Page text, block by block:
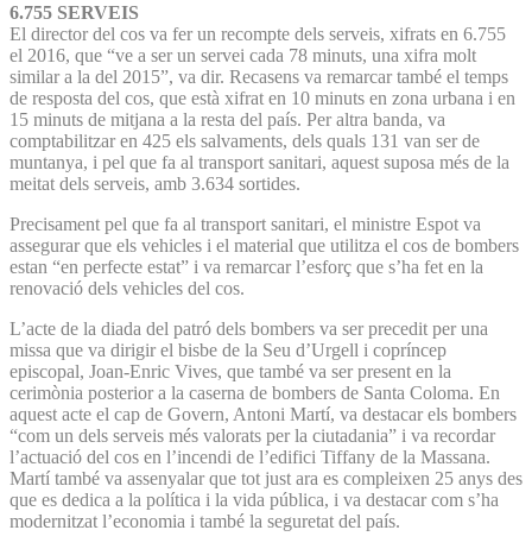
6.755 SERVEIS
El director del cos va fer un recompte dels serveis, xifrats en 6.755
el 2016, que “ve a ser un servei cada 78 minuts, una xifra molt
similar a la del 2015”, va dir. Recasens va remarcar també el temps
de resposta del cos, que està xifrat en 10 minuts en zona urbana i en
15 minuts de mitjana a la resta del país. Per altra banda, va
comptabilitzar en 425 els salvaments, dels quals 131 van ser de
muntanya, i pel que fa al transport sanitari, aquest suposa més de la
meitat dels serveis, amb 3.634 sortides.
Precisament pel que fa al transport sanitari, el ministre Espot va
assegurar que els vehicles i el material que utilitza el cos de bombers
estan “en perfecte estat” i va remarcar l’esforç que s’ha fet en la
renovació dels vehicles del cos.
L’acte de la diada del patró dels bombers va ser precedit per una
missa que va dirigir el bisbe de la Seu d’Urgell i copríncep
episcopal, Joan-Enric Vives, que també va ser present en la
cerimònia posterior a la caserna de bombers de Santa Coloma. En
aquest acte el cap de Govern, Antoni Martí, va destacar els bombers
“com un dels serveis més valorats per la ciutadania” i va recordar
l’actuació del cos en l’incendi de l’edifici Tiffany de la Massana.
Martí també va assenyalar que tot just ara es compleixen 25 anys des
que es dedica a la política i la vida pública, i va destacar com s’ha
modernitzat l’economia i també la seguretat del país.